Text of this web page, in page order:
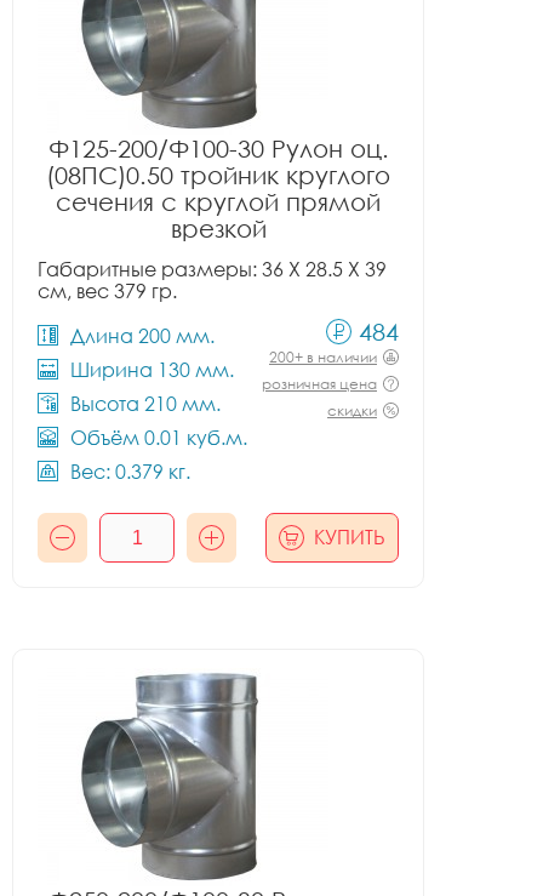
Ф125-200/Ф100-30 Рулон оц.
(08ПС)0.50 тройник круглого
сечения с круглой прямой
врезкой
Габаритные размеры: 36 X 28.5 X 39
см, вес 379 гр.
Длина 200 мм.
Ширина 130 мм.
Высота 210 мм.
Объём 0.01 куб.м.
Вес: 0.379 кг.
484
200+ в наличии
розничная цена
скидки
КУПИТЬ